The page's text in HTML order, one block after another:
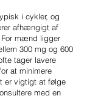
i cykler, og
afhængigt af
For mænd ligger
300 mg og 600
tager lavere
at minimere
er vigtigt at følge
med en